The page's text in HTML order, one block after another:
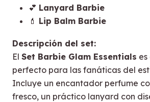
💕 Lanyard Barbie
💄 Lip Balm Barbie
Descripción del set:
El Set Barbie Glam Essentials
perfecto para las fanáticas del
Incluye un encantador perfume
fresco, un práctico lanyard con